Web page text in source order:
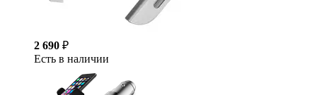
2 690 ₽
Есть в наличии